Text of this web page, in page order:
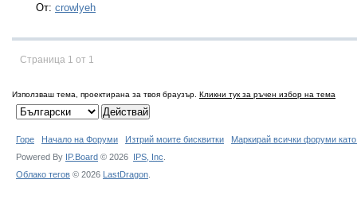
От: crowlyeh
Страница 1 от 1
Използваш тема, проектирана за твоя браузър. Кликни тук за ръчен избор на тема
Горе Начало на Форуми Изтрий моите бисквитки
Маркирай всички форуми
Powered By IP.Board © 2026 IPS, Inc
Облако тегов © 2026 LastDragon